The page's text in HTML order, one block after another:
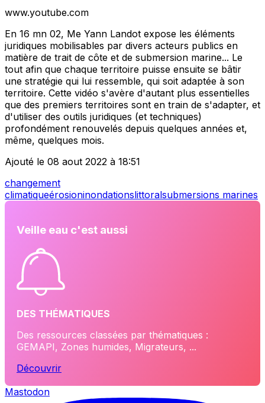
www.youtube.com
En 16 mn 02, Me Yann Landot expose les éléments
juridiques mobilisables par divers acteurs publics en
matière de trait de côte et de submersion marine... Le
tout afin que chaque territoire puisse ensuite se bâtir
une stratégie qui lui ressemble, qui soit adaptée à son
territoire. Cette vidéo s'avère d'autant plus essentielles
que des premiers territoires sont en train de s'adapter, et
d'utiliser des outils juridiques (et techniques)
profondément renouvelés depuis quelques années et,
même, quelques mois.
Ajouté le 08 aout 2022 à 18:51
changement
climatiqueérosioninondationslittoralsubmersions marines
Veille eau c'est aussi
DES THÉMATIQUES
Des ressources classées par thématiques :
GEMAPI, Zones humides, Migrateurs, ...
Découvrir
Mastodon